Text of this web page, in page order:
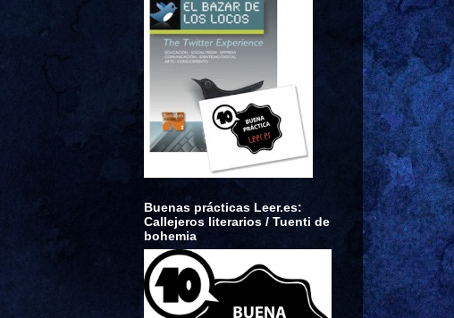
Buenas prácticas Leer.es:
Callejeros literarios / Tuenti de
bohemia